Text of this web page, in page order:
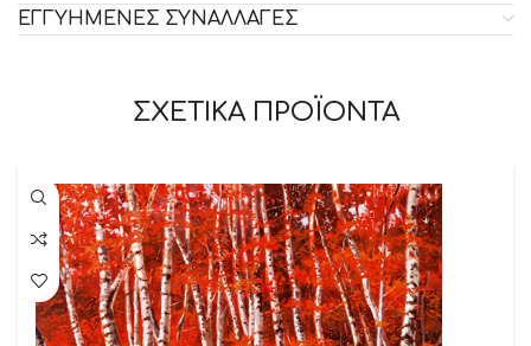
ΕΓΓΥΗΜΕΝΕΣ ΣΥΝΑΛΛΑΓΕΣ
ΣΧΕΤΙΚΑ ΠΡΟΪΟΝΤΑ